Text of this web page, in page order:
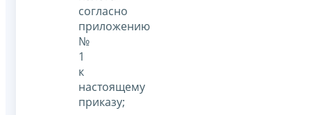
согласно
приложению
№
1
к
настоящему
приказу;